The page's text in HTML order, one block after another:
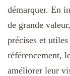
démarquer. En
de grande
précises et
référencement,
améliorer leur